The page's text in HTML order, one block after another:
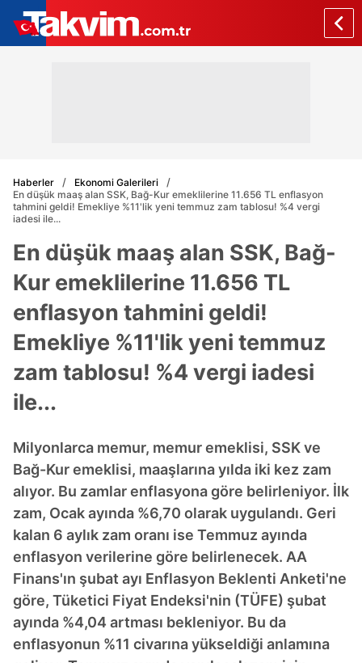
Haberler
Ekonomi Galerileri
En düşük maaş alan SSK, Bağ-Kur emeklilerine 11.656 TL enflasyon
tahmini geldi! Emekliye %11'lik yeni temmuz zam tablosu! %4 vergi
iadesi ile...
En düşük maaş alan SSK, Bağ-
Kur emeklilerine 11.656 TL
enflasyon tahmini geldi!
Emekliye %11'lik yeni temmuz
zam tablosu! %4 vergi iadesi
ile...
Milyonlarca memur, memur emeklisi, SSK ve
Bağ-Kur emeklisi, maaşlarına yılda iki kez zam
alıyor. Bu zamlar enflasyona göre belirleniyor. İlk
zam, Ocak ayında %6,70 olarak uygulandı. Geri
kalan 6 aylık zam oranı ise Temmuz ayında
enflasyon verilerine göre belirlenecek. AA
Finans'ın şubat ayı Enflasyon Beklenti Anketi'ne
göre, Tüketici Fiyat Endeksi'nin (TÜFE) şubat
ayında %4,04 artması bekleniyor. Bu da
enflasyonun %11 civarına yükseldiği anlamına